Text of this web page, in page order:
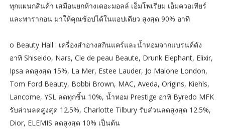
ทุกแผนกสินค้า เสมือนยกห้างเดอะมอลล์ เอ็มโพเรียม เอ็มควอเทียร์
และพารากอน มาให้คุณช้อปได้ในแอปเดียว สูงสุด 90% อาทิ
o Beauty Hall : เครื่องสำอางสกินแคร์และน้ำหอมจากแบรนด์ดัง
อาทิ Shiseido, Nars, Cle de peau Beaute, Drunk Elephant, Elixir,
Ipsa ลดสูงสุด 15%, La Mer, Estee Lauder, Jo Malone London,
Tom Ford Beauty, Bobbi Brown, MAC, Aveda, Origins, Kiehls,
Lancome, YSL ลดทุกชิ้น 10%, น้ำหอม Prestige อาทิ Byredo MFK
รับส่วนลดสูงสุด 12.5%, Charlotte Tilbury รับส่วนลดสูงสุด 12.5%,
Dior, ELEMIS ลดสูงสุด 10% เป็นต้น